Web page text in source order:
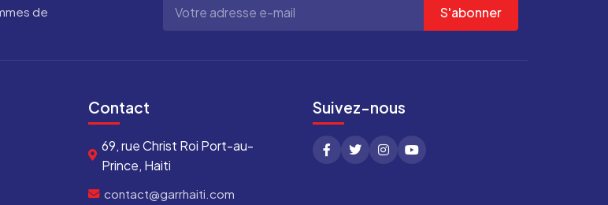
de
S'abonner
Contact
69, rue Christ Roi Port-au-
Prince, Haiti
contact@garrhaiti.com
Suivez-nous